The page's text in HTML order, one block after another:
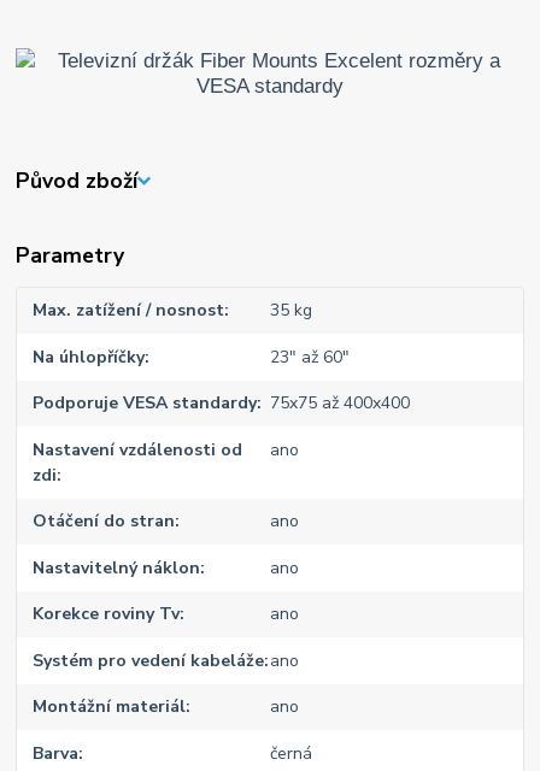
Původ zboží
Parametry
Max. zatížení / nosnost 35 kg
Na úhlopříčky 23" až 60"
Podporuje VESA standardy 75x75 až 400x400
Nastavení vzdálenosti od
zdi
ano
Otáčení do stran ano
Nastavitelný náklon ano
Korekce roviny Tv ano
Systém pro vedení kabeláže ano
Montážní materiál ano
Barva černá